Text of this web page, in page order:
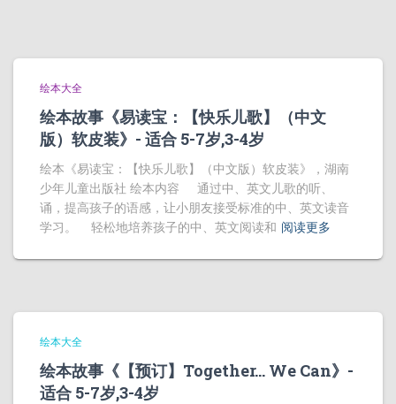
绘本大全
绘本故事《易读宝：【快乐儿歌】（中文
版）软皮装》- 适合 5-7岁,3-4岁
绘本《易读宝：【快乐儿歌】（中文版）软皮装》，湖南
少年儿童出版社 绘本内容 通过中、英文儿歌的听、
诵，提高孩子的语感，让小朋友接受标准的中、英文读音
学习。 轻松地培养孩子的中、英文阅读和 阅读更多
绘本大全
绘本故事《【预订】Together… We Can》-
适合 5-7岁,3-4岁